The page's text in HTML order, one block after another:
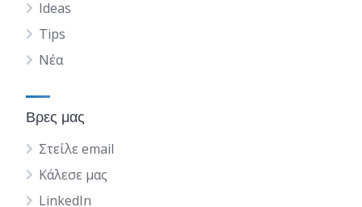
Ideas
Tips
Νέα
Βρες μας
Στείλε email
Κάλεσε μας
LinkedIn